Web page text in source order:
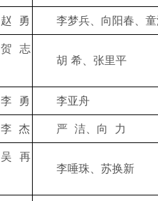
赵 勇 李梦兵、向阳春、
贺志
胡 希、张里平
李 勇
李亚舟
李 杰
严 洁、向 力
吴再
李唾珠、苏换新